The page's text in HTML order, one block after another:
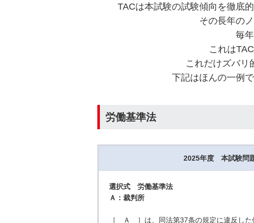
TACは本試験の試験傾向を徹底
その長年の
毎
これは
これだけズバリ
下記はほんの一例
労働基準法
2025年度 本試験問
選択式 労働基準法
Ａ：裁判所
［ Ａ ］は、同法第37条の規定に違反した